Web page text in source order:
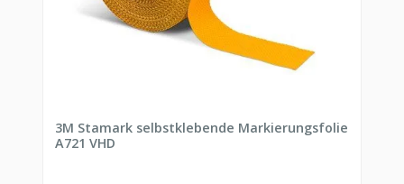
3M Stamark selbstklebende Markierungsfolie
A721 VHD